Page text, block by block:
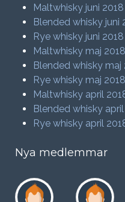
Maltwhisky juni 2018
Blended whisky juni
Rye whisky juni 2018
Maltwhisky maj 2018
Blended whisky maj
Rye whisky maj 2018
Maltwhisky april
Blended whisky
Rye whisky april
Nya medlemmar